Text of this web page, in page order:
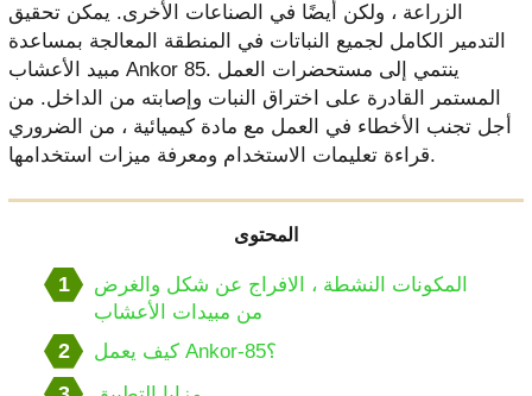
الزراعة ، ولكن أيضًا في الصناعات الأخرى. يمكن تحقيق
التدمير الكامل لجميع النباتات في المنطقة المعالجة بمساعدة
مبيد الأعشاب Ankor 85. ينتمي إلى مستحضرات العمل
المستمر القادرة على اختراق النبات وإصابته من الداخل. من
أجل تجنب الأخطاء في العمل مع مادة كيميائية ، من الضروري
قراءة تعليمات الاستخدام ومعرفة ميزات استخدامها.
المحتوى
1
المكونات النشطة ، الافراج عن شكل والغرض
من مبيدات الأعشاب
2 كيف يعمل Ankor-85؟